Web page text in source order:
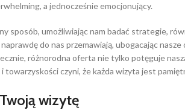
a jednocześnie emocjonujący.
sposób, umożliwiając nam badać strategie,
do nas przemawiają, ubogacając
różnorodna oferta nie tylko potęguje
towarzyskości czyni, że każda wizyta jest
wizytę